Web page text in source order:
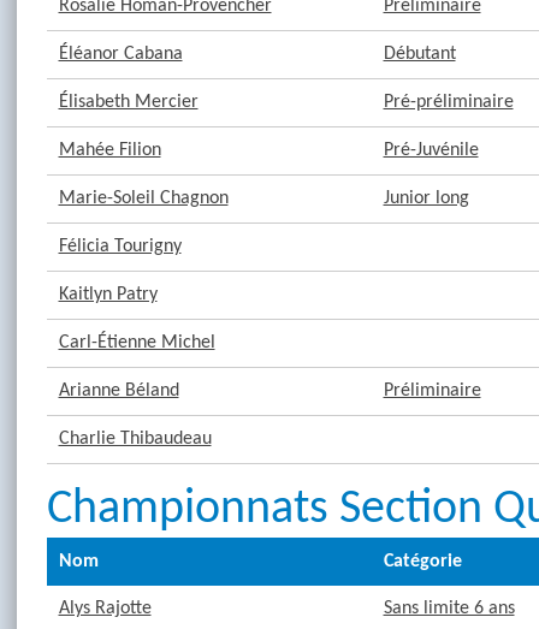
Rosalie Homan-Provencher Préliminaire
Éléanor Cabana Débutant
Élisabeth Mercier Pré-préliminaire
Mahée Filion Pré-Juvénile
Marie-Soleil Chagnon Junior long
Félicia Tourigny
Kaitlyn Patry
Carl-Étienne Michel
Arianne Béland Préliminaire
Charlie Thibaudeau
Championnats Section
Nom Catégorie
Alys Rajotte Sans limite 6 ans